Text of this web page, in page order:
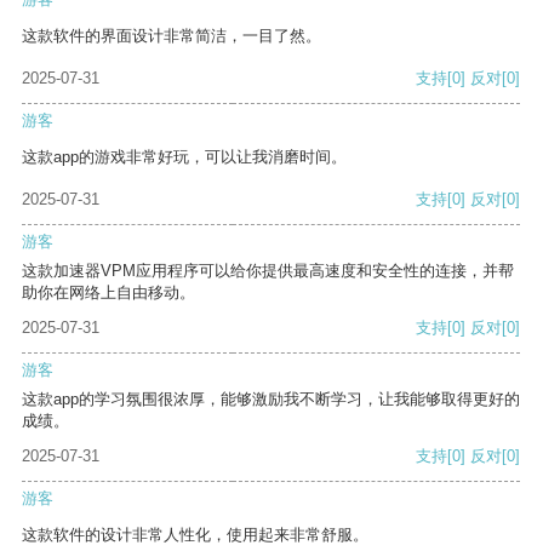
这款软件的界面设计非常简洁，一目了然。
2025-07-31 支持[0] 反对[0]
游客
这款app的游戏非常好玩，可以让我消磨时间。
2025-07-31 支持[0] 反对[0]
游客
这款加速器VPM应用程序可以给你提供最高速度和安全性的连接，并帮
助你在网络上自由移动。
2025-07-31
支持[0] 反对[0]
游客
这款app的学习氛围很浓厚，能够激励我不断学习，让我能够取得更好的
成绩。
2025-07-31
支持[0] 反对[0]
游客
这款软件的设计非常人性化，使用起来非常舒服。